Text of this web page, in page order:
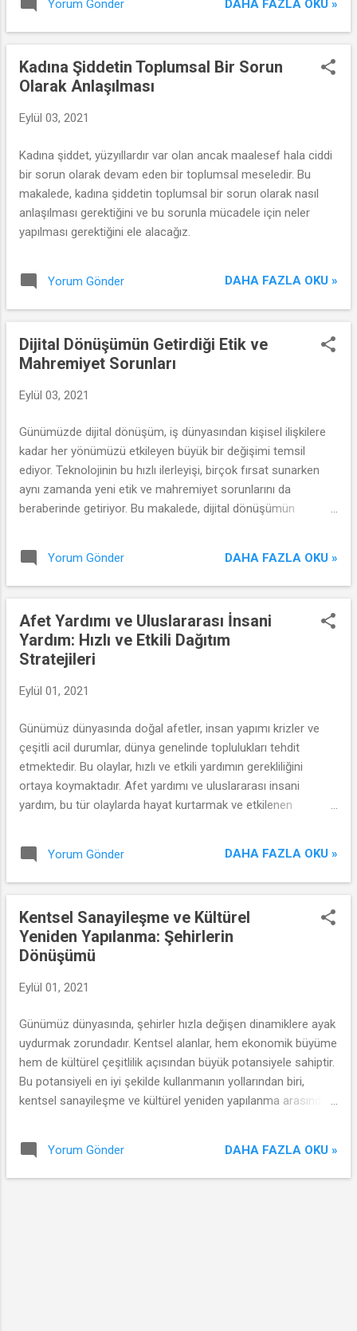
Yorum Gönder DAHA FAZLA OKU »
Kadına Şiddetin Toplumsal Bir Sorun
Olarak Anlaşılması
Eylül 03, 2021
Kadına şiddet, yüzyıllardır var olan ancak maalesef hala ciddi
bir sorun olarak devam eden bir toplumsal meseledir. Bu
makalede, kadına şiddetin toplumsal bir sorun olarak nasıl
anlaşılması gerektiğini ve bu sorunla mücadele için neler
yapılması gerektiğini ele alacağız.
Yorum Gönder DAHA FAZLA OKU »
Dijital Dönüşümün Getirdiği Etik ve
Mahremiyet Sorunları
Eylül 03, 2021
Günümüzde dijital dönüşüm, iş dünyasından kişisel ilişkilere
kadar her yönümüzü etkileyen büyük bir değişimi temsil
ediyor. Teknolojinin bu hızlı ilerleyişi, birçok fırsat sunarken
aynı zamanda yeni etik ve mahremiyet sorunlarını da
beraberinde getiriyor. Bu makalede, dijital dönüşümün
Yorum Gönder DAHA FAZLA OKU »
Afet Yardımı ve Uluslararası İnsani
Yardım: Hızlı ve Etkili Dağıtım
Stratejileri
Eylül 01, 2021
Günümüz dünyasında doğal afetler, insan yapımı krizler ve
çeşitli acil durumlar, dünya genelinde toplulukları tehdit
etmektedir. Bu olaylar, hızlı ve etkili yardımın gerekliliğini
ortaya koymaktadır. Afet yardımı ve uluslararası insani
yardım, bu tür olaylarda hayat kurtarmak ve etkilenen
ulaştırılması, bir dizi zorlukla karşı karşıyadır.
Yorum Gönder DAHA FAZLA OKU »
Kentsel Sanayileşme ve Kültürel
Yeniden Yapılanma: Şehirlerin
Dönüşümü
Eylül 01, 2021
Günümüz dünyasında, şehirler hızla değişen dinamiklere ayak
uydurmak zorundadır. Kentsel alanlar, hem ekonomik büyüme
hem de kültürel çeşitlilik açısından büyük potansiyele sahiptir.
Bu potansiyeli en iyi şekilde kullanmanın yollarından biri,
kentsel sanayileşme ve kültürel yeniden yapılanma arasındaki
Yorum Gönder DAHA FAZLA OKU »